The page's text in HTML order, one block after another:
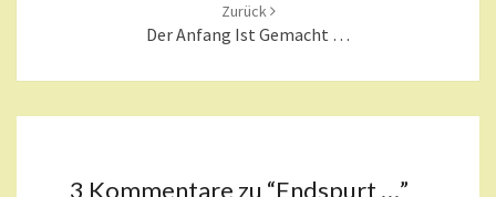
Zurück
Der Anfang Ist Gemacht …
3 Kommentare zu “Endspurt …”